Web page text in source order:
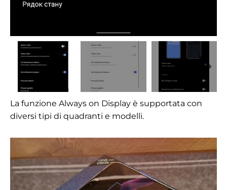
La funzione Always on Display è supportata con
diversi tipi di quadranti e modelli.